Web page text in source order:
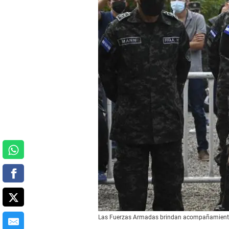
Las Fuerzas Armadas brindan